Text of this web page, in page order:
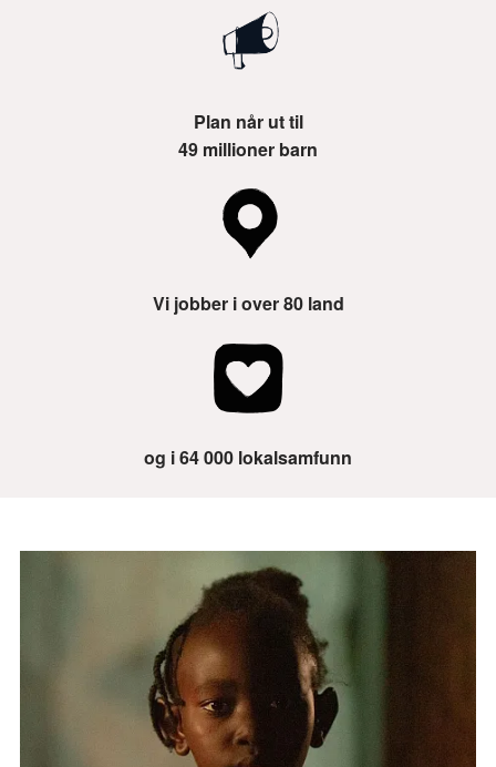
Plan når ut til
49 millioner barn
Vi jobber i over 80 land
og i 64 000 lokalsamfunn